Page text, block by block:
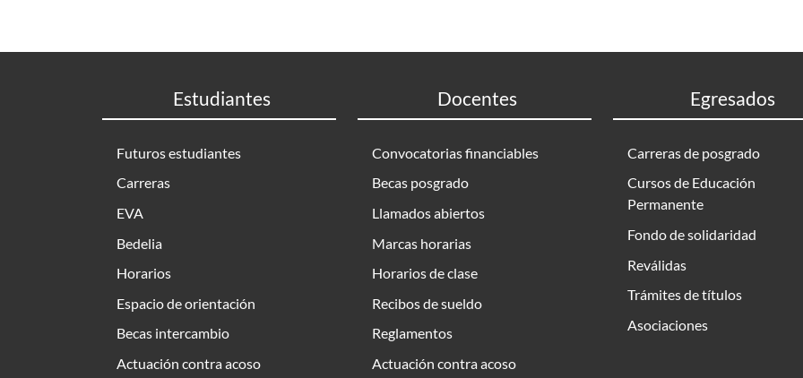
Estudiantes
Futuros estudiantes
Carreras
EVA
Bedelia
Horarios
Espacio de orientación
Becas intercambio
Actuación contra acoso
Docentes
Convocatorias financiables
Becas posgrado
Llamados abiertos
Marcas horarias
Horarios de clase
Recibos de sueldo
Reglamentos
Actuación contra acoso
Egresados
Carreras de posgrado
Cursos de Educación
Permanente
Fondo de solidaridad
Reválidas
Trámites de títulos
Asociaciones